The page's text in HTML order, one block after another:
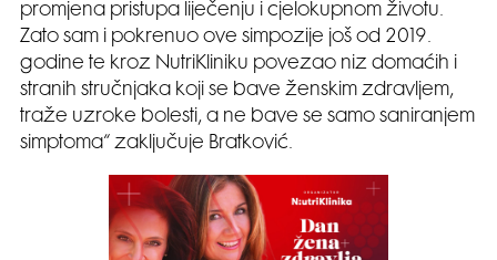
promjena pristupa liječenju i cjelokupnom životu.
Zato sam i pokrenuo ove simpozije još od 2019.
godine te kroz NutriKliniku povezao niz domaćih i
stranih stručnjaka koji se bave ženskim zdravljem,
traže uzroke bolesti, a ne bave se samo saniranjem
simptoma“ zaključuje Bratković.